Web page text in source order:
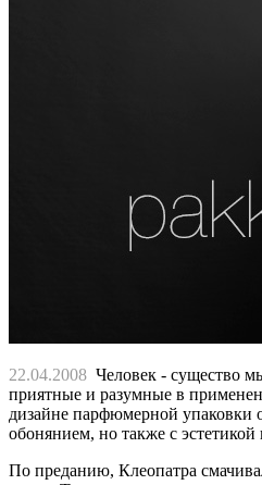
22.04.2008 Человек - существо
приятные и разумные в
дизайне парфюмерной упаковки
обонянием, но также с
По преданию, Клеопатра